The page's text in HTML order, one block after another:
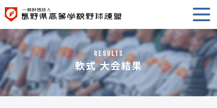
RESULTS
軟式 大会結果